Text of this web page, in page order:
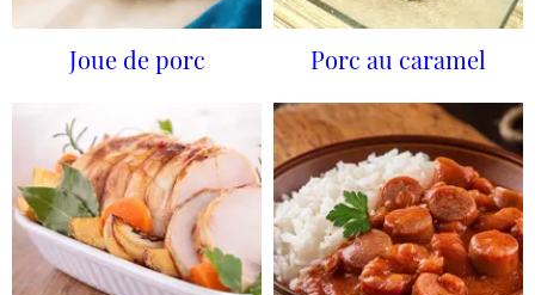
Joue de porc Porc au caramel